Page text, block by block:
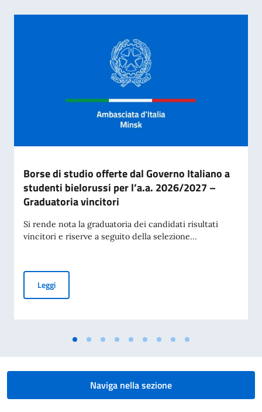
Borse di studio offerte dal Governo Italiano a
studenti bielorussi per l’a.a. 2026/2027 –
Graduatoria vincitori
Si rende nota la graduatoria dei candidati risultati
vincitori e riserve a seguito della selezione...
LeggiBorse di studio offerte dal Governo Italiano a studenti
Naviga nella sezione